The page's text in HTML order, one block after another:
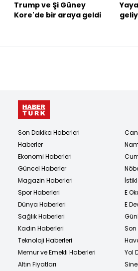
Trump ve Şi Güney
Kore'de bir araya geldi
Son Dakika Haberleri
Haberler
Ekonomi Haberleri
Güncel Haberler
Magazin Haberleri
Spor Haberleri
Dünya Haberleri
Sağlık Haberleri
Kadın Haberleri
Teknoloji Haberleri
Memur ve Emekli Haberleri
Altın Fiyatları
E
E
Son
Yol